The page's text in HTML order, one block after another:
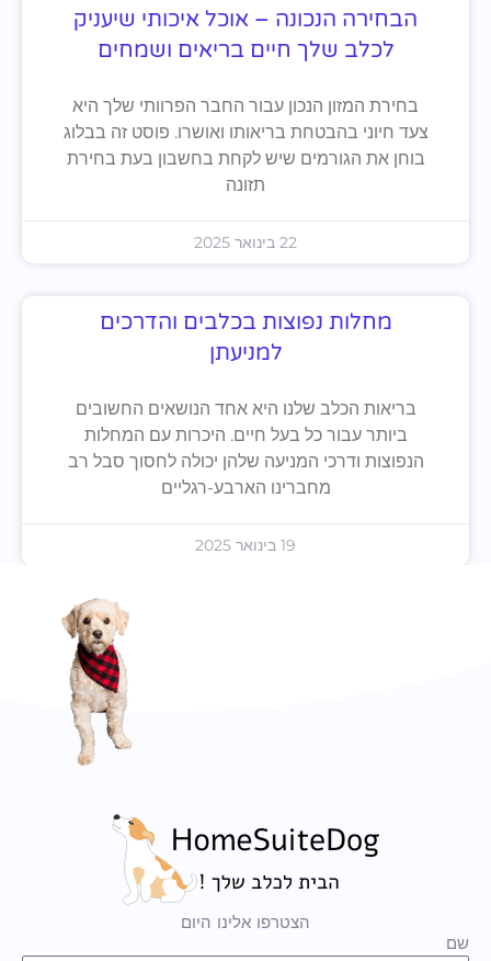
הבחירה הנכונה – אוכל איכותי שיעניק
לכלב שלך חיים בריאים ושמחים
בחירת המזון הנכון עבור החבר הפרוותי שלך היא
צעד חיוני בהבטחת בריאותו ואושרו. פוסט זה בבלוג
בוחן את הגורמים שיש לקחת בחשבון בעת בחירת
תזונה
22 בינואר 2025
מחלות נפוצות בכלבים והדרכים
למניעתן
בריאות הכלב שלנו היא אחד הנושאים החשובים
ביותר עבור כל בעל חיים. היכרות עם המחלות
הנפוצות ודרכי המניעה שלהן יכולה לחסוך סבל רב
מחברינו הארבע-רגליים
19 בינואר 2025
הצטרפו אלינו היום
שם